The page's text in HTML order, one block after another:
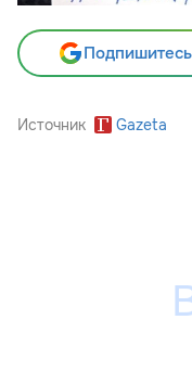
Источник Gazeta